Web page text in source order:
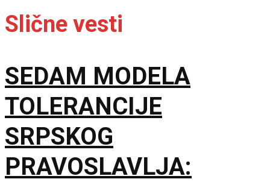
Slične vesti
SEDAM MODELA
TOLERANCIJE
SRPSKOG
PRAVOSLAVLJA: